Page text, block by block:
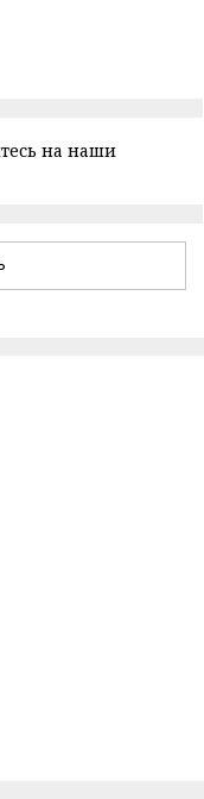
на наши